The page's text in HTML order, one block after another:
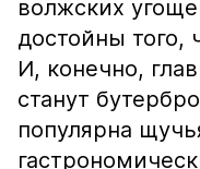
волжских
достойны того,
И, конечно,
станут
популярна